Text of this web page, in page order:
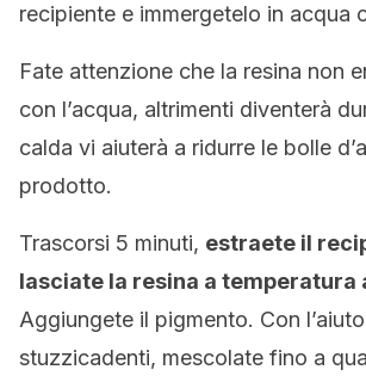
recipiente e immergetelo in acqua
Fate attenzione che la resina non
con l’acqua, altrimenti diventerà
calda vi aiuterà a ridurre le bolle
prodotto.
Trascorsi 5 minuti, estraete il
lasciate la resina a temperatura
Aggiungete il pigmento. Con
stuzzicadenti, mescolate fino a